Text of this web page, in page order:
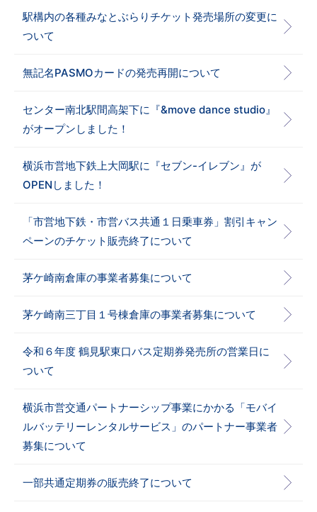
駅構内の各種みなとぶらりチケット発売場所の変更に
ついて
無記名PASMOカードの発売再開について
センター南北駅間高架下に『&move dance studio』
がオープンしました！
横浜市営地下鉄上大岡駅に『セブン-イレブン』が
OPENしました！
「市営地下鉄・市営バス共通１日乗車券」割引キャン
ペーンのチケット販売終了について
茅ケ崎南倉庫の事業者募集について
茅ケ崎南三丁目１号棟倉庫の事業者募集について
令和６年度 鶴見駅東口バス定期券発売所の営業日に
ついて
横浜市営交通パートナーシップ事業にかかる「モバイ
ルバッテリーレンタルサービス」のパートナー事業者
募集について
一部共通定期券の販売終了について